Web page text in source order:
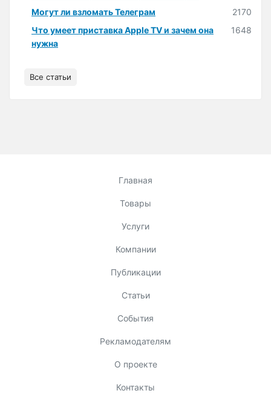
Могут ли взломать Телеграм
2170
Что умеет приставка Apple TV и зачем она
нужна
1648
Все статьи
Главная
Товары
Услуги
Компании
Публикации
Статьи
События
Рекламодателям
О проекте
Контакты